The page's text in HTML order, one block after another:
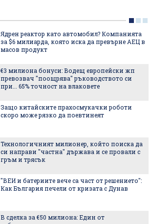
Ядрен реактор като автомобил? Компанията
за $6 милиарда, която иска да превърне АЕЦ в
масов продукт
€3 милиона бонуси: Водещ европейски жп
превозвач "поощрява" ръководството си
при... 65% точност на влаковете
Защо китайските прахосмукачки роботи
скоро може рязко да поевтинеят
Технологичният милионер, който поиска да
си направи "частна" държава и се провали с
гръм и трясък
"ВЕИ и батериите вече са част от решението":
Как България печели от кризата с Дунав
В сделка за €50 милиона: Един от